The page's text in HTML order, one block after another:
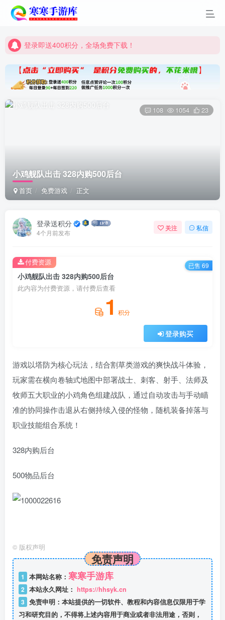
登录即送400积分，全场免费下载！
登录即送400积分，全场免费下载！
点进来看看新手教程
小鸡舰队出击 328内购500后台
首页 免费游戏 正文
108 1054 23
登录送积分
4个月前发布
关注 私信
小鸡舰队出击 328内购500后台
此内容为付费资源，请付费后查看
1 积分
登录购买
付费资源 已售 69
游戏以塔防为核心玩法，结合割草类游戏的爽快战斗体验，
玩家需在横向卷轴式地图中部署战士、刺客、射手、法师及
牧师五大职业的小鸡角色组建战队，通过自动攻击与手动瞄
准的协同操作击退从右侧持续入侵的怪物，随机装备掉落与
职业技能组合系统！
328内购后台
500物品后台
© 版权声明
免责声明
1 本网站名称： 寒寒手游库
2 本站永久网址： https://hhsyk.cn
3 免责申明：本站提供的一切软件、教程和内容信息仅限用于学
习和研究目的，不得将上述内容用于商业或者非法用途，否则，